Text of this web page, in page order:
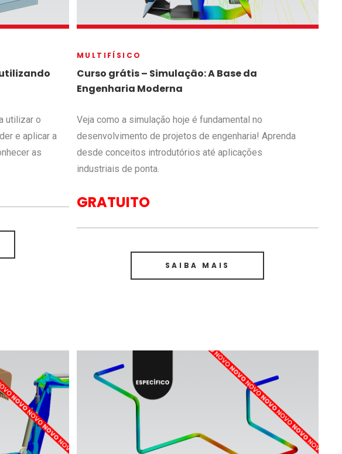
utilizar o
e aplicar a
as
MULTIFÍSICO
Curso grátis – Simulação: A Base da
Engenharia Moderna
Veja como a simulação hoje é fundamental no
desenvolvimento de projetos de engenharia! Aprenda
desde conceitos introdutórios até aplicações
industriais de ponta.
GRATUITO
SAIBA MAIS